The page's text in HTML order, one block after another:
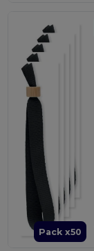
Pack x50